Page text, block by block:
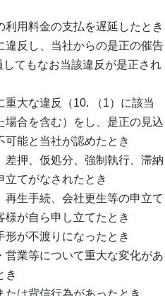
利用料金の支払を遅延したとき
違反し、当社からの是正の催告
してもなお当該違反が是正され
重大な違反（10. （1）に該当
場合を含む）をし、是正の見込
可能と当社が認めたとき
差押、仮処分、強制執行、滞納
立てがなされたとき
再生手続、会社更生等の申立て
様が自ら申し立てたとき
形が不渡りになったとき
営業等について重大な変化があ
き
たは背信行為があったとき